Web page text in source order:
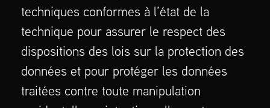
techniques conformes à l’état de la
technique pour assurer le respect des
dispositions des lois sur la protection des
données et pour protéger les données
traitées contre toute manipulation